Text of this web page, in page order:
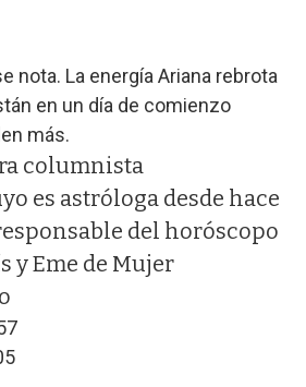
nota. La energía Ariana rebrota
en un día de comienzo
más.
columnista